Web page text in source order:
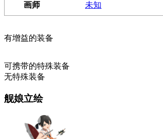
画师 未知
有增益的装备
可携带的特殊装备
无特殊装备
舰娘立绘